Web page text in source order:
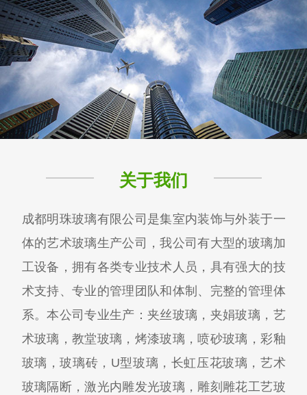
关于我们
成都明珠玻璃有限公司是集室内装饰与外装于一
体的艺术玻璃生产公司，我公司有大型的玻璃加
工设备，拥有各类专业技术人员，具有强大的技
术支持、专业的管理团队和体制、完整的管理体
系。本公司专业生产：夹丝玻璃，夹娟玻璃，艺
术玻璃，教堂玻璃，烤漆玻璃，喷砂玻璃，彩釉
玻璃，玻璃砖，U型玻璃，长虹压花玻璃，艺术
玻璃隔断，激光内雕发光玻璃，雕刻雕花工艺玻